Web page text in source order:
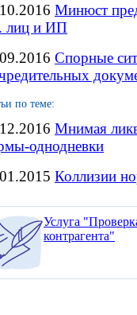
Минюст
лиц и ИП
Спорные
по теме:
Мнимая
однодневки
Коллизии
Услуга
контрагента"